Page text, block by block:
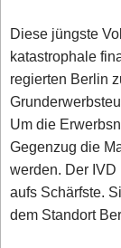
Diese jüngste
katastrophale
regierten Berlin
Um die
Gegenzug die
werden. Der
aufs Schärfste.
dem Standort